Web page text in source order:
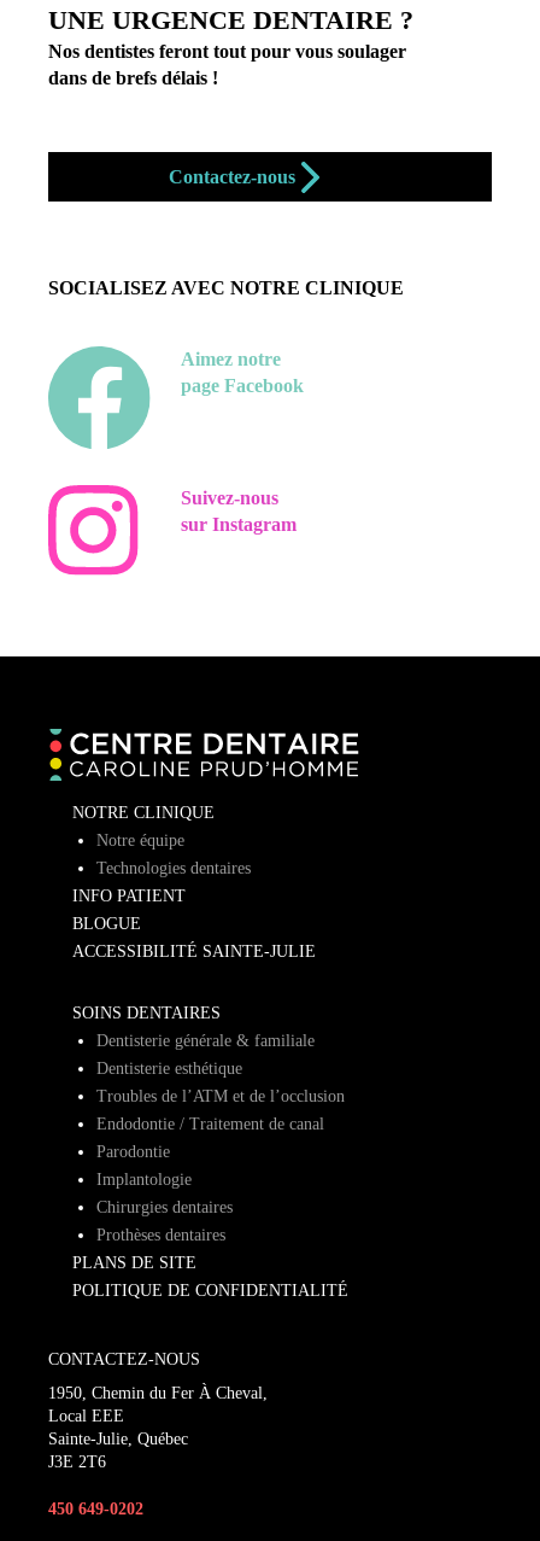
UNE URGENCE DENTAIRE ?
Nos dentistes feront tout pour vous soulager
dans de brefs délais !
Contactez-nous
SOCIALISEZ AVEC NOTRE CLINIQUE
Aimez notre
page Facebook
Suivez-nous
sur Instagram
NOTRE CLINIQUE
Notre équipe
Technologies dentaires
INFO PATIENT
BLOGUE
ACCESSIBILITÉ SAINTE-JULIE
SOINS DENTAIRES
Dentisterie générale & familiale
Dentisterie esthétique
Troubles de l’ATM et de l’occlusion
Endodontie / Traitement de canal
Parodontie
Implantologie
Chirurgies dentaires
Prothèses dentaires
PLANS DE SITE
POLITIQUE DE CONFIDENTIALITÉ
CONTACTEZ-NOUS
1950, Chemin du Fer À Cheval,
Local EEE
Sainte-Julie, Québec
J3E 2T6
450 649-0202